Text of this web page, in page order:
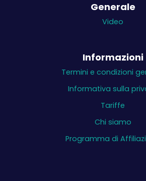
Generale
Video
Informazioni
Termini e condizioni
Informativa sulla
Tariffe
Chi siamo
Programma di